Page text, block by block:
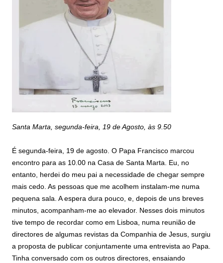
Santa Marta, segunda-feira, 19 de Agosto, às 9.50
É segunda-feira, 19 de agosto. O Papa Francisco marcou
encontro para as 10.00 na Casa de Santa Marta. Eu, no
entanto, herdei do meu pai a necessidade de chegar sempre
mais cedo. As pessoas que me acolhem instalam-me numa
pequena sala. A espera dura pouco, e, depois de uns breves
minutos, acompanham-me ao elevador. Nesses dois minutos
tive tempo de recordar como em Lisboa, numa reunião de
directores de algumas revistas da Companhia de Jesus, surgiu
a proposta de publicar conjuntamente uma entrevista ao Papa.
Tinha conversado com os outros directores, ensaiando